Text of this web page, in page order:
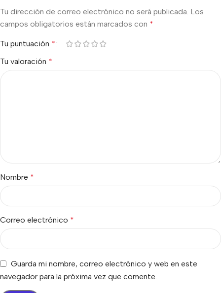
Tu dirección de correo electrónico no será publicada. Los
campos obligatorios están marcados con *
Tu puntuación *
Tu valoración *
Nombre *
Correo electrónico *
Guarda mi nombre, correo electrónico y web en este
navegador para la próxima vez que comente.